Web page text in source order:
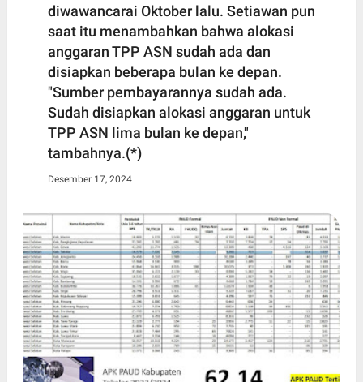
diwawancarai Oktober lalu. Setiawan pun
saat itu menambahkan bahwa alokasi
anggaran TPP ASN sudah ada dan
disiapkan beberapa bulan ke depan.
"Sumber pembayarannya sudah ada.
Sudah disiapkan alokasi anggaran untuk
TPP ASN lima bulan ke depan,"
tambahnya.(*)
Desember 17, 2024